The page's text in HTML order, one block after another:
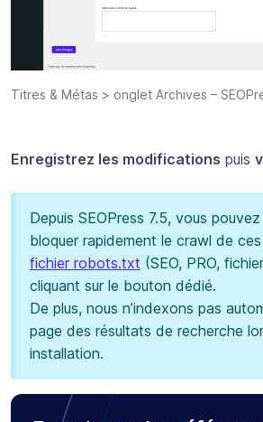
Titres & Métas > onglet Archives –
Enregistrez les modifications puis
Depuis SEOPress 7.5, vous
bloquer rapidement le crawl de
fichier robots.txt (SEO, PRO,
cliquant sur le bouton dédié.
De plus, nous n’indexons pas
page des résultats de recherche
installation.